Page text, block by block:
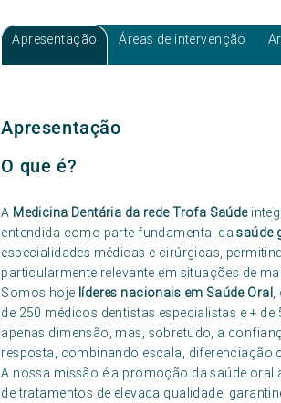
Apresentação Áreas de intervenção
Apresentação
O que é?
A Medicina Dentária da rede Trofa Saúde
entendida como parte fundamental dasaúde
especialidades médicas e cirúrgicas,
particularmente relevante em situações de
Somos hoje líderes nacionais em Saúde Oral,
de 250 médicos dentistas especialistas e +
apenas dimensão, mas, sobretudo, a
resposta, combinando escala, diferenciação
A nossa missão é a promoção da saúde
de tratamentos de elevada qualidade,